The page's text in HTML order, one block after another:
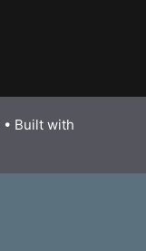
• Built with